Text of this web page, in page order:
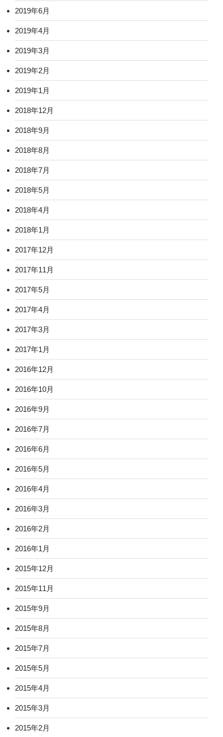
2019年6月
2019年4月
2019年3月
2019年2月
2019年1月
2018年12月
2018年9月
2018年8月
2018年7月
2018年5月
2018年4月
2018年1月
2017年12月
2017年11月
2017年5月
2017年4月
2017年3月
2017年1月
2016年12月
2016年10月
2016年9月
2016年7月
2016年6月
2016年5月
2016年4月
2016年3月
2016年2月
2016年1月
2015年12月
2015年11月
2015年9月
2015年8月
2015年7月
2015年5月
2015年4月
2015年3月
2015年2月